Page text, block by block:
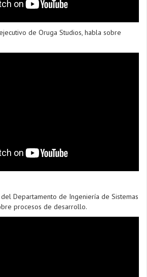
de Oruga Studios, habla sobre
Departamento de Ingeniería de Sistemas
procesos de desarrollo.